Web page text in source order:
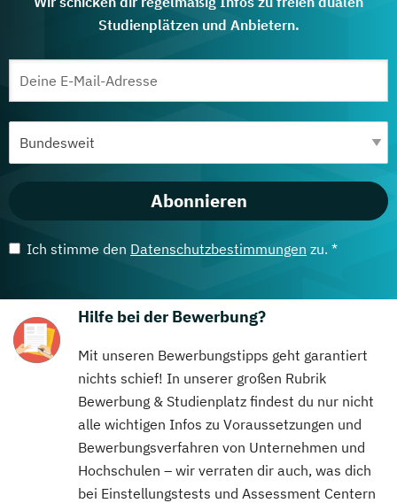
Studienplätzen und Anbietern.
Abonnieren
Ich stimme den Datenschutzbestimmungen zu. *
Hilfe bei der Bewerbung?
Mit unseren Bewerbungstipps geht garantiert
nichts schief! In unserer großen Rubrik
Bewerbung & Studienplatz findest du nur nicht
alle wichtigen Infos zu Voraussetzungen und
Bewerbungsverfahren von Unternehmen und
Hochschulen – wir verraten dir auch, was dich
bei Einstellungstests und Assessment Centern